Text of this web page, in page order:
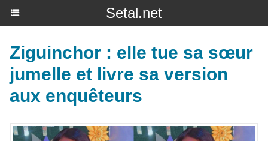
Setal.net
Ziguinchor : elle tue sa sœur
jumelle et livre sa version
aux enquêteurs